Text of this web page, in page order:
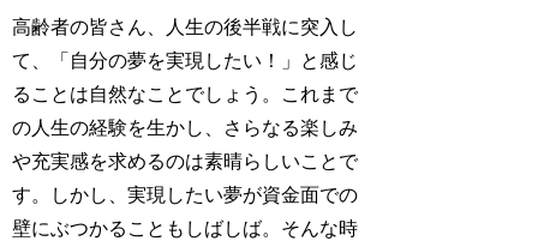
高齢者の皆さん、人生の後半戦に突入し
て、「自分の夢を実現したい！」と感じ
ることは自然なことでしょう。これまで
の人生の経験を生かし、さらなる楽しみ
や充実感を求めるのは素晴らしいことで
す。しかし、実現したい夢が資金面での
壁にぶつかることもしばしば。そんな時